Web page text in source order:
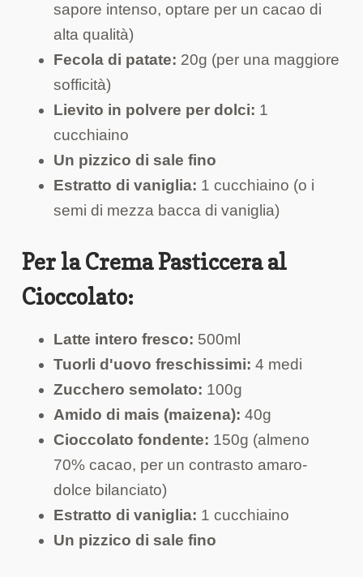
sapore intenso, optare per un cacao di
alta qualità)
Fecola di patate: 20g (per una maggiore
sofficità)
Lievito in polvere per dolci: 1
cucchiaino
Un pizzico di sale fino
Estratto di vaniglia: 1 cucchiaino (o i
semi di mezza bacca di vaniglia)
Per la Crema Pasticcera al
Cioccolato:
Latte intero fresco: 500ml
Tuorli d'uovo freschissimi: 4 medi
Zucchero semolato: 100g
Amido di mais (maizena): 40g
Cioccolato fondente: 150g (almeno
70% cacao, per un contrasto amaro-
dolce bilanciato)
Estratto di vaniglia: 1 cucchiaino
Un pizzico di sale fino